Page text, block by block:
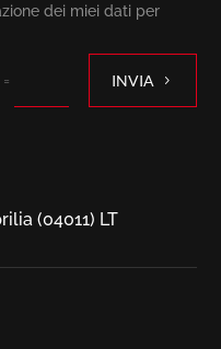
dei miei dati per
= INVIA
(04011) LT